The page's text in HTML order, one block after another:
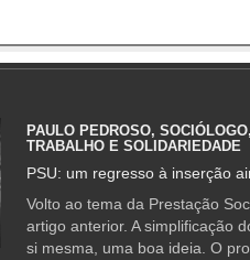
PAULO PEDROSO,
TRABALHO E SOLIDARIEDADE
PSU: um regresso à inserção
Volto ao tema da Prestação
artigo anterior. A simplificação
si mesma, uma boa ideia. O